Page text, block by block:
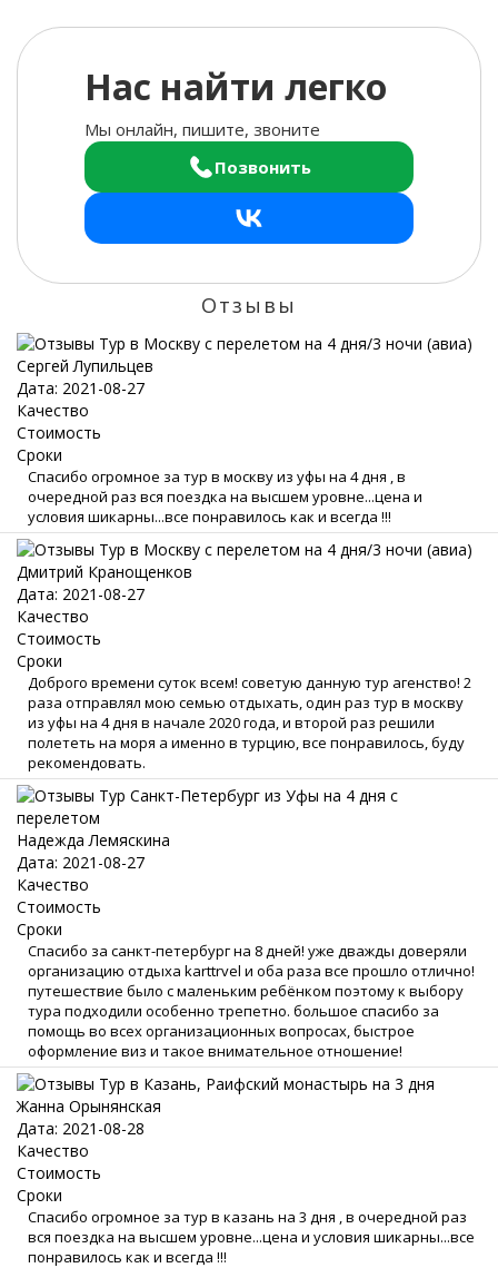
Нас найти легко
Мы онлайн, пишите, звоните
Позвонить
Отзывы
Сергей Лупильцев
Дата: 2021-08-27
Качество
Стоимость
Сроки
Спасибо огромное за тур в москву из уфы на 4 дня , в
очередной раз вся поездка на высшем уровне...цена и
условия шикарны...все понравилось как и всегда !!!
Дмитрий Кранощенков
Дата: 2021-08-27
Качество
Стоимость
Сроки
Доброго времени суток всем! советую данную тур агенство! 2
раза отправлял мою семью отдыхать, один раз тур в москву
из уфы на 4 дня в начале 2020 года, и второй раз решили
полететь на моря а именно в турцию, все понравилось, буду
рекомендовать.
Надежда Лемяскина
Дата: 2021-08-27
Качество
Стоимость
Сроки
Спасибо за санкт-петербург на 8 дней! уже дважды доверяли
организацию отдыха karttrvel и оба раза все прошло отлично!
путешествие было с маленьким ребёнком поэтому к выбору
тура подходили особенно трепетно. большое спасибо за
помощь во всех организационных вопросах, быстрое
оформление виз и такое внимательное отношение!
Жанна Орынянская
Дата: 2021-08-28
Качество
Стоимость
Сроки
Спасибо огромное за тур в казань на 3 дня , в очередной раз
вся поездка на высшем уровне...цена и условия шикарны...все
понравилось как и всегда !!!